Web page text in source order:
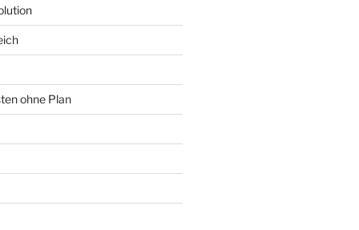
ohne Plan